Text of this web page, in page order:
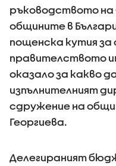
ръководството
общините в
пощенска кутия
правителството
оказало за какво
изпълнителният
сдружение на
Георгиева.
Делегираният